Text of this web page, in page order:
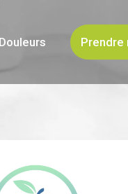
Douleurs Prendre